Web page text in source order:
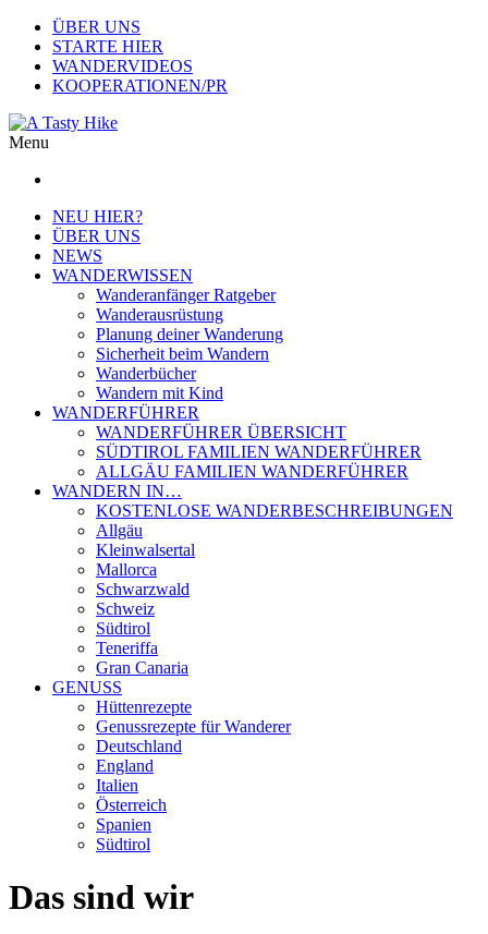
ÜBER UNS
STARTE HIER
WANDERVIDEOS
KOOPERATIONEN/PR
Menu
NEU HIER?
ÜBER UNS
NEWS
WANDERWISSEN
Wanderanfänger Ratgeber
Wanderausrüstung
Planung deiner Wanderung
Sicherheit beim Wandern
Wanderbücher
Wandern mit Kind
WANDERFÜHRER
WANDERFÜHRER ÜBERSICHT
SÜDTIROL FAMILIEN WANDERFÜHRER
ALLGÄU FAMILIEN WANDERFÜHRER
WANDERN IN…
KOSTENLOSE WANDERBESCHREIBUNGEN
Allgäu
Kleinwalsertal
Mallorca
Schwarzwald
Schweiz
Südtirol
Teneriffa
Gran Canaria
GENUSS
Hüttenrezepte
Genussrezepte für Wanderer
Deutschland
England
Italien
Österreich
Spanien
Südtirol
Das sind wir